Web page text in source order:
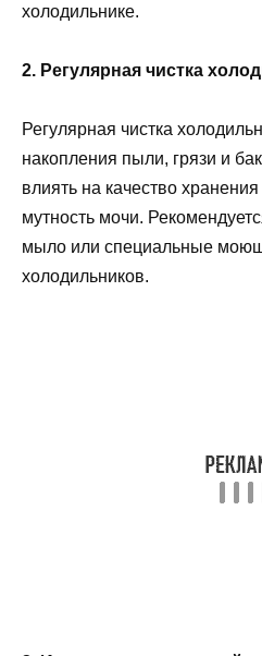
холодильнике.
2. Регулярная чистка
Регулярная чистка
накопления пыли, грязи и
влиять на качество
мутность мочи.
мыло или специальные
холодильников.